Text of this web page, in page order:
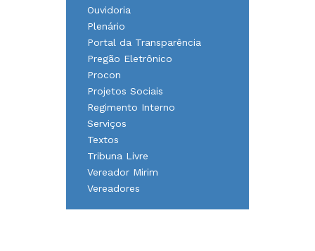
Ouvidoria
Plenário
Portal da Transparência
Pregão Eletrônico
Procon
Projetos Sociais
Regimento Interno
Serviços
Textos
Tribuna Livre
Vereador Mirim
Vereadores